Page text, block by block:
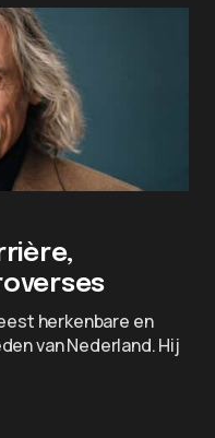
herkenbare en
van Nederland. Hij